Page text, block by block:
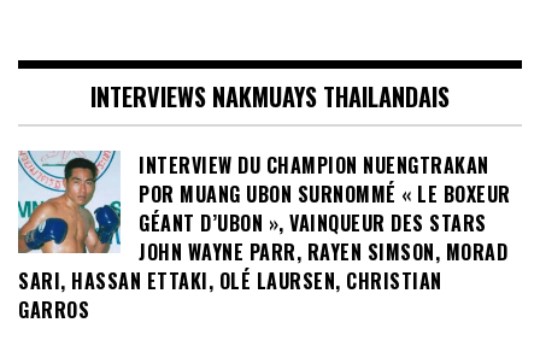
INTERVIEWS NAKMUAYS THAILANDAIS
INTERVIEW DU CHAMPION NUENGTRAKAN
POR MUANG UBON SURNOMMÉ « LE BOXEUR
GÉANT D’UBON », VAINQUEUR DES STARS
JOHN WAYNE PARR, RAYEN SIMSON, MORAD
SARI, HASSAN ETTAKI, OLÉ LAURSEN, CHRISTIAN
GARROS